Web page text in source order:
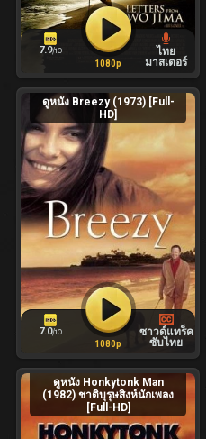
7.9/10
ไทย
มาสเตอร์
1080p
ดูหนัง Breezy (1973) [Full-
HD]
7.0/10
ซาวด์แทร็ค
ซับไทย
1080p
ดูหนัง Honkytonk Man
(1982) ชาติบุรุษสิงห์นักเพลง
[Full-HD]